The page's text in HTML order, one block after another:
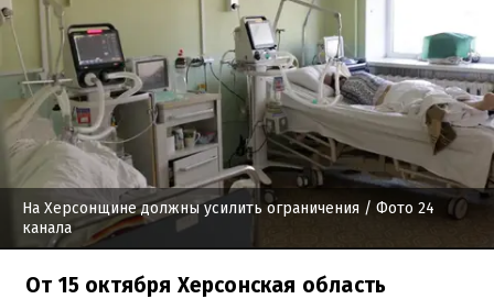
На Херсонщине должны усилить ограничения / Фото 24
канала
От 15 октября Херсонская область